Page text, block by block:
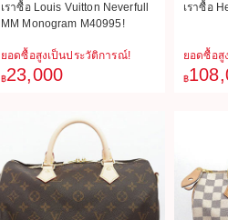
เราซื้อ Louis Vuitton Neverfull
MM Monogram M40995!
ยอดซื้อสูงเป็นประวัติการณ์!
฿23,000
เราซื้อ
ยอดซื้อสู
฿